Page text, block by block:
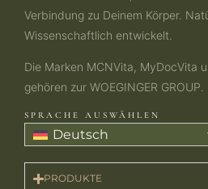
Verbindung zu Deinem Körper.
Wissenschaftlich entwickelt.
Die Marken MCNVita, MyDocVita
gehören zur WOEGINGER GROUP.
SPRACHE AUSWÄHLEN
Deutsch
PRODUKTE​